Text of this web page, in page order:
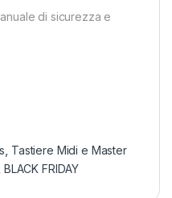
di sicurezza e
Tastiere Midi e Master
BLACK FRIDAY